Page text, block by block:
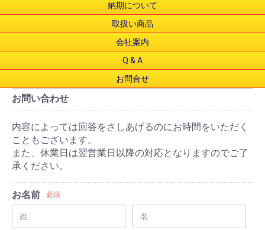
納期について
取扱い商品
会社案内
Q & A
お問合せ
お問い合わせ
内容によっては回答をさしあげるのにお時間をいただく
こともございます。
また、休業日は翌営業日以降の対応となりますのでご了
承ください。
お名前 必須